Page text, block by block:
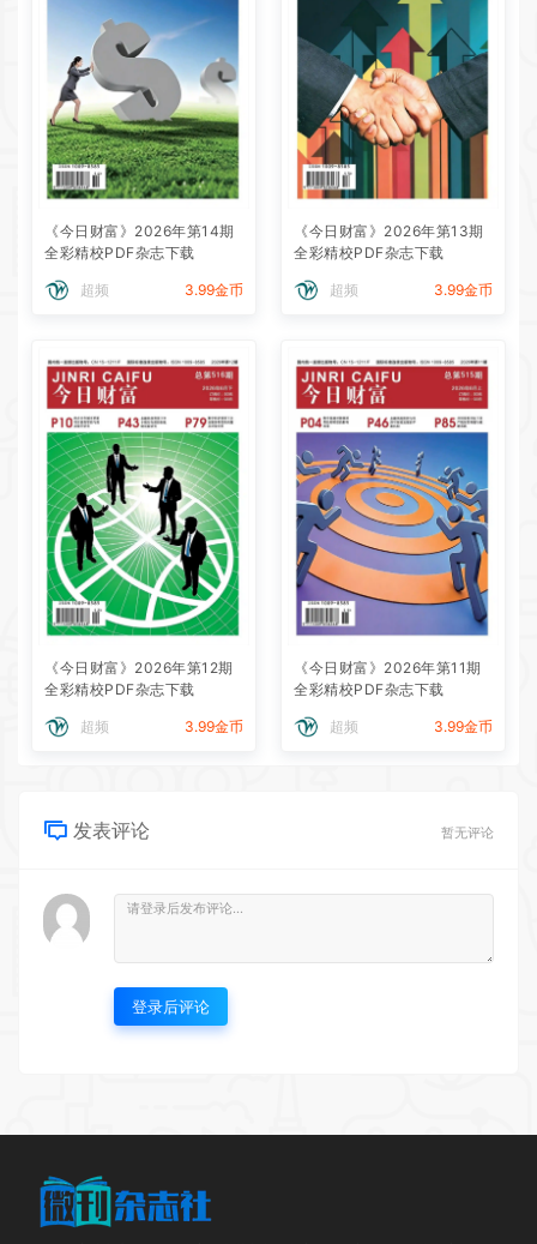
《今日财富》2026年第14期
全彩精校PDF杂志下载
超频 3.99金币
《今日财富》2026年第13期
全彩精校PDF杂志下载
超频 3.99金币
《今日财富》2026年第12期
全彩精校PDF杂志下载
超频 3.99金币
《今日财富》2026年第11期
全彩精校PDF杂志下载
超频 3.99金币
发表评论 暂无评论
登录后评论